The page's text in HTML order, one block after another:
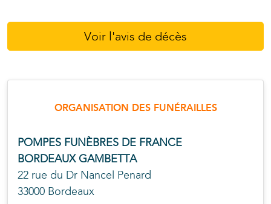
Voir l'avis de décès
ORGANISATION DES FUNÉRAILLES
POMPES FUNÈBRES DE FRANCE
BORDEAUX GAMBETTA
22 rue du Dr Nancel Penard
33000 Bordeaux